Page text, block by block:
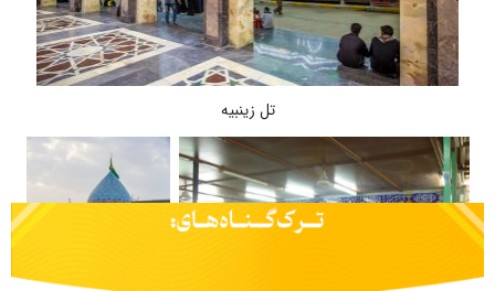
تل زینبیه